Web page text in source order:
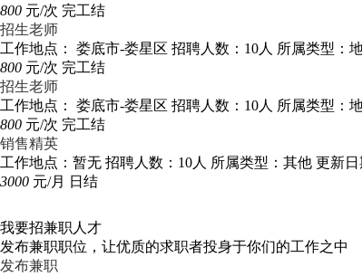
800 元/次 完工结
招生老师
工作地点： 娄底市-娄星区 招聘人数：10人 所属类型：
800 元/次 完工结
招生老师
工作地点： 娄底市-娄星区 招聘人数：10人 所属类型：
800 元/次 完工结
销售精英
工作地点：暂无 招聘人数：10人 所属类型：其他 更新日
3000 元/月 日结
我要招兼职人才
发布兼职职位，让优质的求职者投身于你们的工作之中
发布兼职